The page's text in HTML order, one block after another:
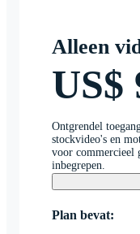
Alleen
US$
Ontgrendel
stockvideo's en
voor commercieel
inbegrepen.
Plan bevat: